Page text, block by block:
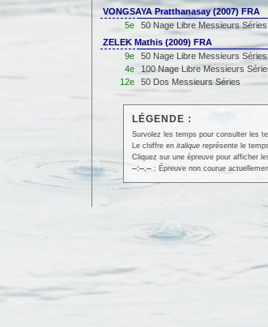
VONGSAYA Pratthanasay (2007) FRA
5e
50 Nage Libre Messieurs Séries
ZELEK Mathis (2009) FRA
9e
50 Nage Libre Messieurs Séries
4e 100 Nage Libre Messieurs
12e 50 Dos Messieurs Séries
LÉGENDE :
Survolez les temps pour consulter les
Le chiffre en italiquereprésente le
Cliquez sur une épreuve pour afficher
--:--.--: Épreuve non courue